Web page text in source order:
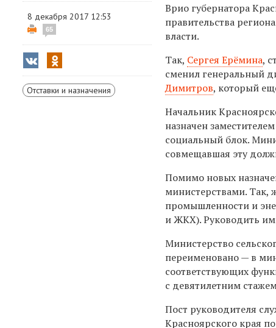
8 декабря 2017 12:53
65
Отставки и назначения
Врио губернатора
правительства
власти.
Так, Сергея Ерёмина,
сменил генеральный
Димитров, который
Начальник
назначен
социальный блок.
совмещавшая эту
Помимо новых
министерствами. Так,
промышленности и
и ЖКХ). Руководить
Министерство
переименовано — в
соответствующих
с девятилетним
Пост руководителя
Красноярского края